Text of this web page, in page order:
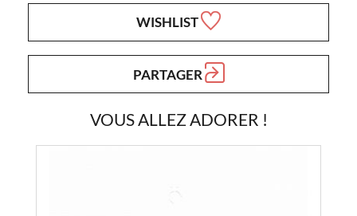
WISHLIST
PARTAGER
VOUS ALLEZ ADORER !